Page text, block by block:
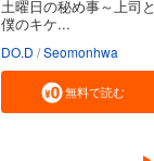
土曜日の秘め事～上司と
僕のキケ...
DO.D Seomonhwa
無料で読む